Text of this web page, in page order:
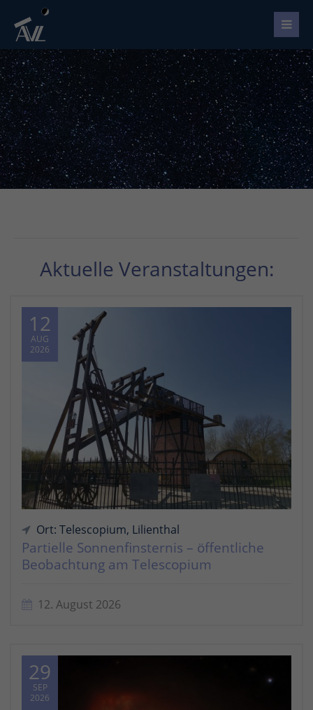
Aktuelle Veranstaltungen:
12
AUG
2026
Ort: Telescopium, Lilienthal
Partielle Sonnenfinsternis – öffentliche
Beobachtung am Telescopium
12. August 2026
29
SEP
2026